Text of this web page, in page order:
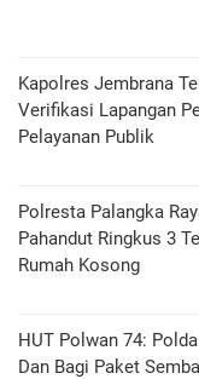
Kapolres Jembrana
Verifikasi Lapangan
Pelayanan Publik
Polresta Palangka
Pahandut Ringkus 3
Rumah Kosong
HUT Polwan 74:
Dan Bagi Paket